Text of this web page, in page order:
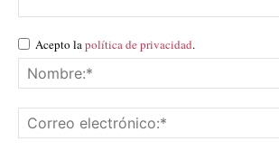
Acepto lapolítica de privacidad.